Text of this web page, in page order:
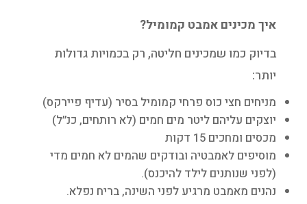
איך מכינים אמבט קמומיל?
בדיוק כמו שמכינים חליטה, רק בכמויות גדולות
יותר:
מניחים חצי כוס פרחי קמומיל בסיר (עדיף פיירקס)
יוצקים עליהם ליטר מים חמים (לא רותחים, כנ״ל)
מכסים ומחכים 15 דקות
מוסיפים לאמבטיה ובודקים שהמים לא חמים מדי
(לפני שנותנים לילד להיכנס).
נהנים מאמבט מרגיע לפני השינה, בריח נפלא.